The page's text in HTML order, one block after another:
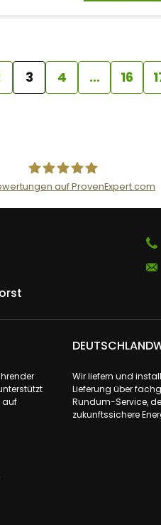
3 4 … 16
AceFlex GmbH
auf ProvenExpert.com
auf
Wir liefern und
Lieferung über
Rundum-Service,
zukunftssichere